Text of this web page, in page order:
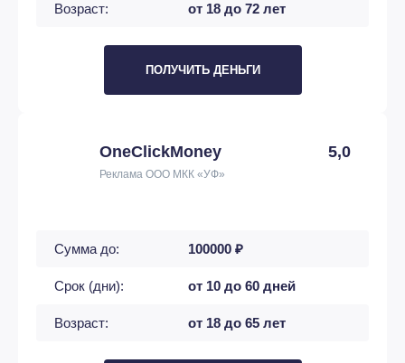
Возраст: от 18 до 72 лет
ПОЛУЧИТЬ ДЕНЬГИ
OneClickMoney 5,0
Реклама ООО МКК «УФ»
Сумма до: 100000 ₽
Срок (дни): от 10 до 60 дней
Возраст: от 18 до 65 лет